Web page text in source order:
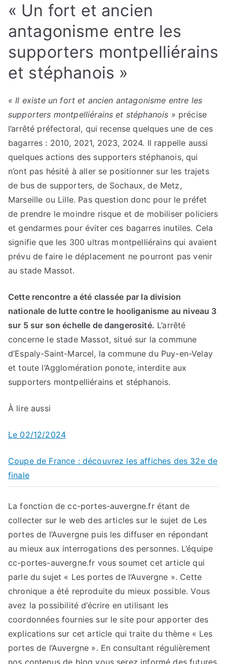
« Un fort et ancien
antagonisme entre les
supporters montpelliérains
et stéphanois »
« Il existe un fort et ancien antagonisme entre les
supporters montpelliérains et stéphanois » précise
l’arrêté préfectoral, qui recense quelques une de ces
bagarres : 2010, 2021, 2023, 2024. Il rappelle aussi
quelques actions des supporters stéphanois, qui
n’ont pas hésité à aller se positionner sur les trajets
de bus de supporters, de Sochaux, de Metz,
Marseille ou Lille. Pas question donc pour le préfet
de prendre le moindre risque et de mobiliser policiers
et gendarmes pour éviter ces bagarres inutiles. Cela
signifie que les 300 ultras montpelliérains qui avaient
prévu de faire le déplacement ne pourront pas venir
au stade Massot.
Cette rencontre a été classée par la division
nationale de lutte contre le hooliganisme au niveau 3
sur 5 sur son échelle de dangerosité. L’arrêté
concerne le stade Massot, situé sur la commune
d’Espaly-Saint-Marcel, la commune du Puy-en-Velay
et toute l’Agglomération ponote, interdite aux
supporters montpelliérains et stéphanois.
À lire aussi
Le 02/12/2024
Coupe de France : découvrez les affiches des 32e de
finale
La fonction de cc-portes-auvergne.fr étant de
collecter sur le web des articles sur le sujet de Les
portes de l’Auvergne puis les diffuser en répondant
au mieux aux interrogations des personnes. L’équipe
cc-portes-auvergne.fr vous soumet cet article qui
parle du sujet « Les portes de l’Auvergne ». Cette
chronique a été reproduite du mieux possible. Vous
avez la possibilité d’écrire en utilisant les
coordonnées fournies sur le site pour apporter des
explications sur cet article qui traite du thème « Les
portes de l’Auvergne ». En consultant régulièrement
nos contenus de blog vous serez informé des futures